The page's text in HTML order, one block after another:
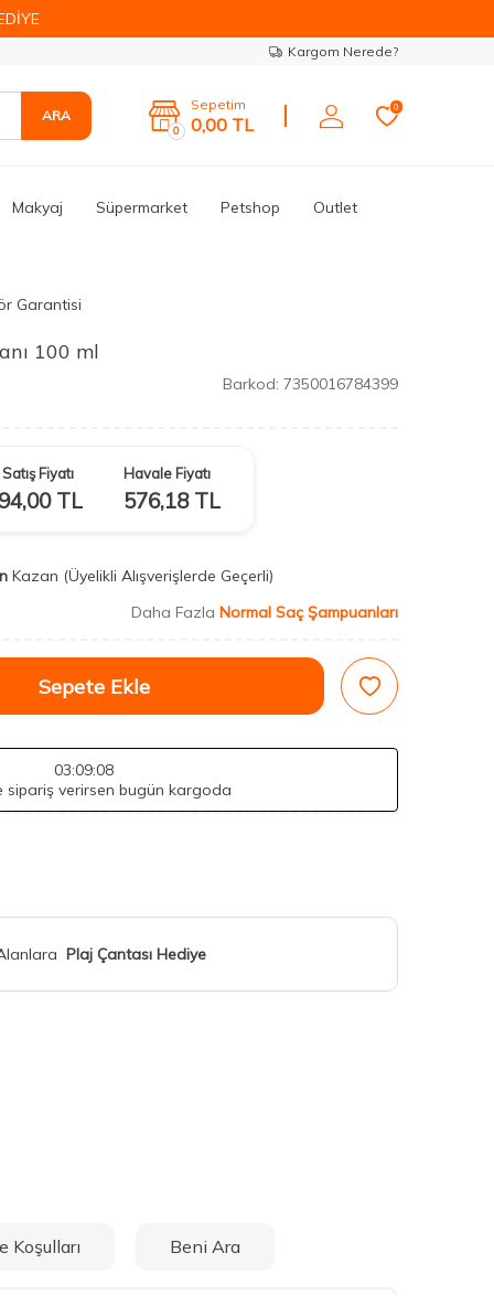
Kargom Nerede?
ARA
0
Sepetim
0,00 TL
0
Makyaj Süpermarket Petshop Outlet
Garantisi
100 ml
Barkod: 7350016784399
Satış Fiyatı
TL
Havale Fiyatı
576,18TL
Kazan (Üyelikli Alışverişlerde Geçerli)
Daha Fazla Normal Saç Şampuanları
Sepete Ekle
03:09:07
sipariş verirsen bugün kargoda
Plaj Çantası Hediye
Koşulları Beni Ara